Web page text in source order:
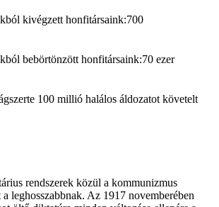
kivégzett honfitársaink:700
bebörtönzött honfitársaink:70 ezer
100 millió halálos áldozatot követelt
rendszerek közül a kommunizmus
leghosszabbnak. Az 1917 novemberében